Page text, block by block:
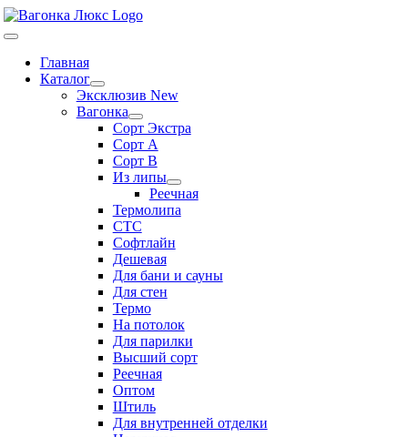
Skip
to
Toggle
NavigationГлавная
Каталог
Эксклюзив New
Вагонка
Сорт Экстра
Сорт А
Сорт В
Из липы
Реечная
Термолипа
СТС
Софтлайн
Дешевая
Для бани и сауны
Для стен
Термо
На потолок
Для парилки
Высший сорт
Реечная
Оптом
Штиль
Для внутренней отделки